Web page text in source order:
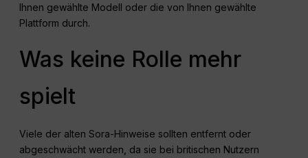
Ihnen gewählte Modell oder die von Ihnen gewählte
Plattform durch.
Was keine Rolle mehr
spielt
Viele der alten Sora-Hinweise sollten entfernt oder
abgeschwächt werden, da sie bei britischen Nutzern